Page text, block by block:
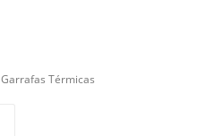
Garrafas Térmicas